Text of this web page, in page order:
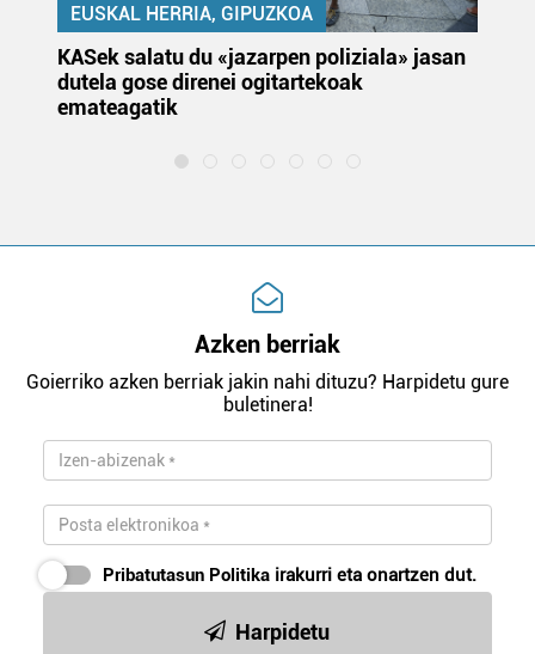
EUSKAL HERRIA, GIPUZKOA
KASek salatu du «jazarpen poliziala» jasan
dutela gose direnei ogitartekoak
emateagatik
Azken berriak
Goierriko azken berriak jakin nahi dituzu? Harpidetu gure
buletinera!
Pribatutasun Politika irakurri eta onartzen dut.
Harpidetu